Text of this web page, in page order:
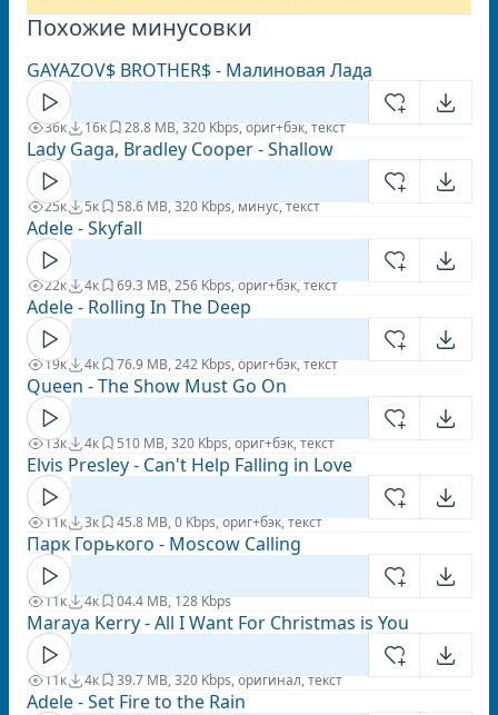
Похожие минусовки
GAYAZOV$ BROTHER$ - Малиновая Лада
36к 16к 28.8 MB, 320 Kbps, ориг+бэк, текст
Lady Gaga, Bradley Cooper - Shallow
25к 5к 58.6 MB, 320 Kbps, минус, текст
Adele - Skyfall
22к 4к 69.3 MB, 256 Kbps, ориг+бэк, текст
Adele - Rolling In The Deep
19к 4к 76.9 MB, 242 Kbps, ориг+бэк, текст
Queen - The Show Must Go On
13к 4к 510 MB, 320 Kbps, ориг+бэк, текст
Elvis Presley - Can't Help Falling in Love
11к 3к 45.8 MB, 0 Kbps, ориг+бэк, текст
Парк Горького - Moscow Calling
11к 4к 04.4 MB, 128 Kbps
Maraya Kerry - All I Want For Christmas is You
11к 4к 39.7 MB, 320 Kbps, оригинал, текст
Adele - Set Fire to the Rain